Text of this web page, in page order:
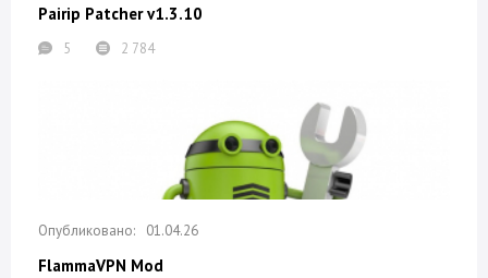
Pairip Patcher v1.3.10
5 2 784
01.04.26
FlammaVPN Mod